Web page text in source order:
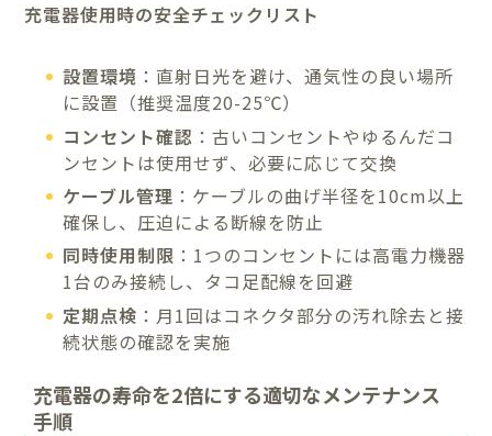
充電器使用時の安全チェックリスト
設置環境 ：直射日光を避け、通気性の良い場所
に設置（推奨温度20-25℃）
コンセント確認 ：古いコンセントやゆるんだコ
ンセントは使用せず、必要に応じて交換
ケーブル管理 ：ケーブルの曲げ半径を10cm以上
確保し、圧迫による断線を防止
同時使用制限 ：1つのコンセントには高電力機器
1台のみ接続し、タコ足配線を回避
定期点検 ：月1回はコネクタ部分の汚れ除去と接
続状態の確認を実施
充電器の寿命を2倍にする適切なメンテナンス
手順